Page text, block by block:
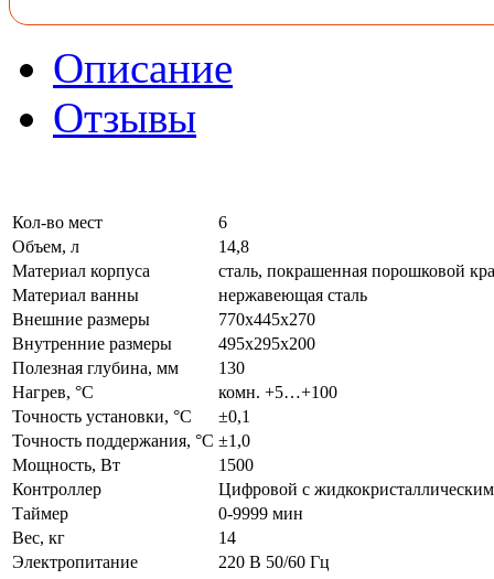
Описание
Отзывы
Кол-во мест
6
Объем, л
14,8
Материал корпуса
сталь, покрашенная порошковой
Материал ванны
нержавеющая сталь
Внешние размеры
770х445х270
Внутренние размеры
495х295х200
Полезная глубина, мм
130
Нагрев, °С
комн. +5…+100
Точность установки, °С
±0,1
Точность поддержания, °С ±1,0
Мощность, Вт
1500
Контроллер
Цифровой с
Таймер
0-9999 мин
Вес, кг
14
Электропитание
220 В 50/60 Гц